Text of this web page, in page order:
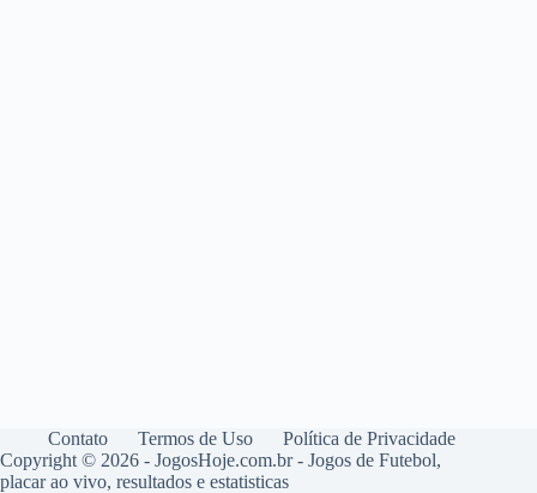
Contato Termos de Uso
Política de Privacidade
Copyright © 2026 - JogosHoje.com.br - Jogos de Futebol,
placar ao vivo, resultados e estatisticas